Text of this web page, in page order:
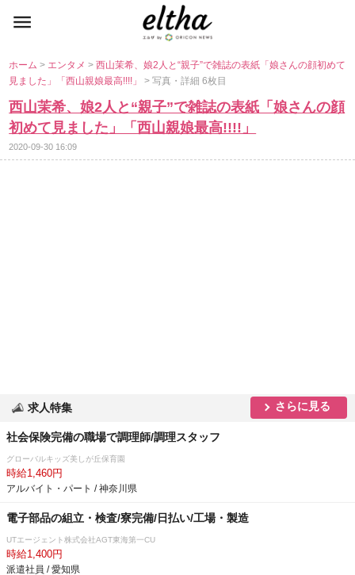
ホーム> エンタメ>西山茉希、娘2人と“親子”で雑誌の表紙「娘さんの顔初めて
見ました」「西山親娘最高!!!!」> 写真・詳細 6枚目
西山茉希、娘2人と“親子”で雑誌の表紙「娘さんの顔
初めて見ました」「西山親娘最高!!!!」
2020-09-30 16:09
求人特集 さらに見る
社会保険完備の職場で調理師/調理スタッフ
グローバルキッズ美しが丘保育園
時給1,460円
アルバイト・パート / 神奈川県
電子部品の組立・検査/寮完備/日払い/工場・製造
UTエージェント株式会社AGT東海第一CU
時給1,400円
派遣社員 / 愛知県